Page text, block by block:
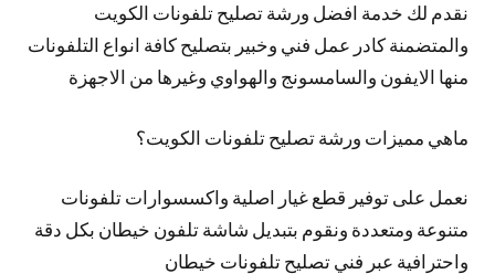
نقدم لك خدمة افضل ورشة تصليح تلفونات الكويت
والمتضمنة كادر عمل فني وخبير بتصليح كافة انواع التلفونات
منها الايفون والسامسونج والهواوي وغيرها من الاجهزة
ماهي مميزات ورشة تصليح تلفونات الكويت؟
نعمل على توفير قطع غيار اصلية واكسسوارات تلفونات
متنوعة ومتعددة ونقوم بتبديل شاشة تلفون خيطان بكل دقة
واحترافية عبر فني تصليح تلفونات خيطان